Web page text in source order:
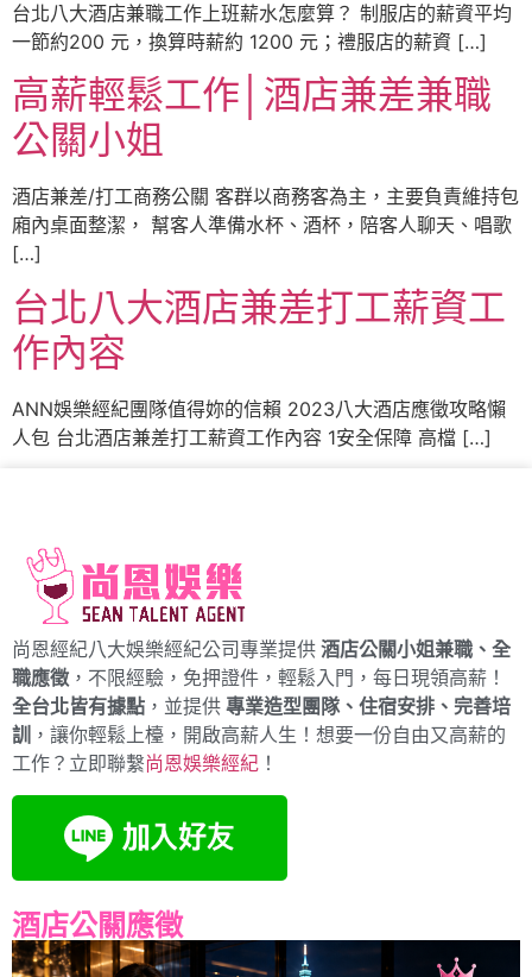
台北八大酒店兼職工作上班薪水怎麼算？ 制服店的薪資平均
一節約200 元，換算時薪約 1200 元；禮服店的薪資 […]
高薪輕鬆工作│酒店兼差兼職
公關小姐
酒店兼差/打工商務公關 客群以商務客為主，主要負責維持包
廂內桌面整潔， 幫客人準備水杯、酒杯，陪客人聊天、唱歌
[…]
台北八大酒店兼差打工薪資工
作內容
ANN娛樂經紀團隊值得妳的信賴 2023八大酒店應徵攻略懶
人包 台北酒店兼差打工薪資工作內容 1安全保障 高檔 […]
尚恩經紀八大娛樂經紀公司專業提供 酒店公關小姐兼職、全
職應徵 ，不限經驗，免押證件，輕鬆入門，每日現領高薪！
全台北皆有據點 ，並提供 專業造型團隊、住宿安排、完善培
訓
，讓你輕鬆上檯，開啟高薪人生！想要一份自由又高薪的
工作？立即聯繫尚恩娛樂經紀 ！
酒店公關應徵